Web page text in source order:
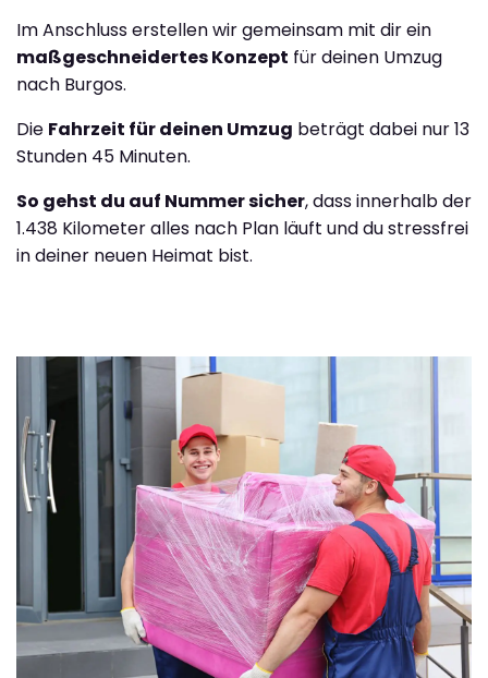
Im Anschluss erstellen wir gemeinsam mit dir ein
maßgeschneidertes Konzept für deinen Umzug
nach Burgos.
Die Fahrzeit für deinen Umzug beträgt dabei nur 13
Stunden 45 Minuten.
So gehst du auf Nummer sicher, dass innerhalb der
1.438 Kilometer alles nach Plan läuft und du stressfrei
in deiner neuen Heimat bist.